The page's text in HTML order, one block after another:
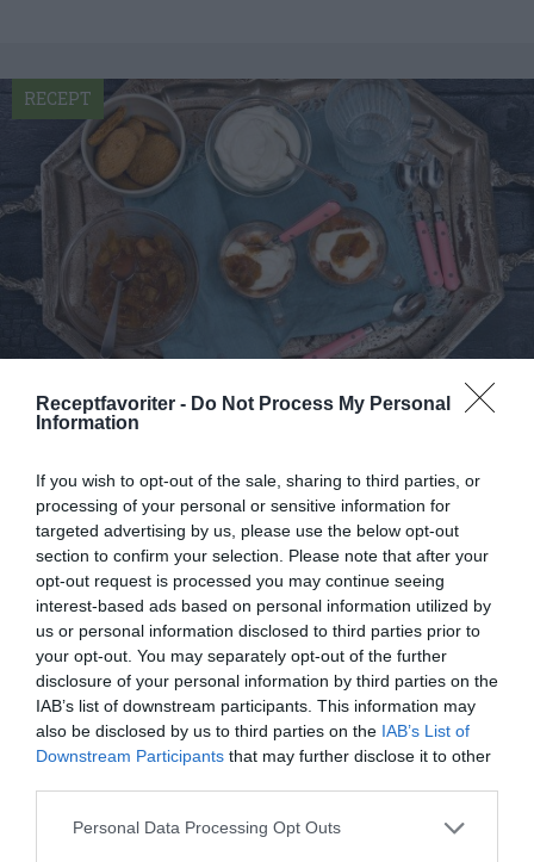
Receptfavoriter - Do Not Process My Personal
Information
If you wish to opt-out of the sale, sharing to third parties, or
processing of your personal or sensitive information for
targeted advertising by us, please use the below opt-out
section to confirm your selection. Please note that after your
opt-out request is processed you may continue seeing
interest-based ads based on personal information utilized by
us or personal information disclosed to third parties prior to
your opt-out. You may separately opt-out of the further
disclosure of your personal information by third parties on the
IAB’s list of downstream participants. This information may
also be disclosed by us to third parties on the IAB’s List of
Downstream Participants that may further disclose it to other
Personal Data Processing Opt Outs
Rabarberdessert med färskost i glas
Kokt rabarber smaksatt med rörsocker och
kardemumma varvad med färskostgrädde och
knapriga krossade...
RECEPT
RECEPT